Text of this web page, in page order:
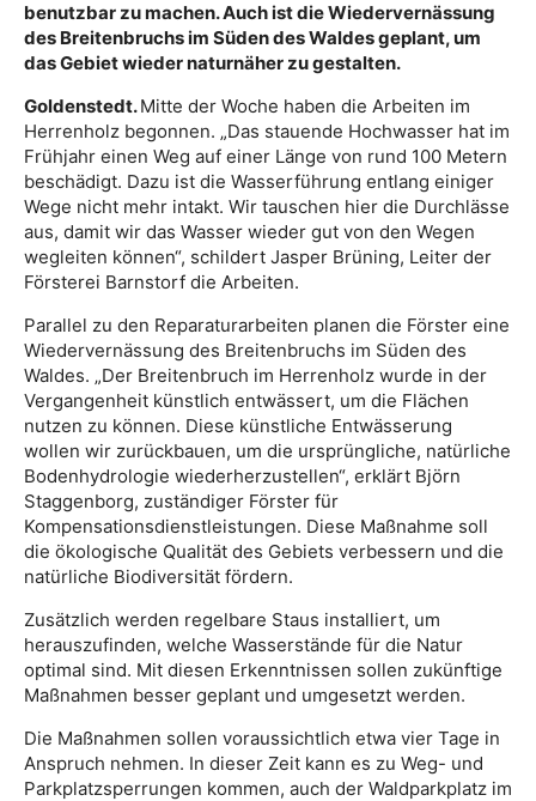
benutzbar zu machen. Auch ist die Wiedervernässung
des Breitenbruchs im Süden des Waldes geplant, um
das Gebiet wieder naturnäher zu gestalten.
Goldenstedt.Mitte der Woche haben die Arbeiten im
Herrenholz begonnen. „Das stauende Hochwasser hat im
Frühjahr einen Weg auf einer Länge von rund 100 Metern
beschädigt. Dazu ist die Wasserführung entlang einiger
Wege nicht mehr intakt. Wir tauschen hier die Durchlässe
aus, damit wir das Wasser wieder gut von den Wegen
wegleiten können“, schildert Jasper Brüning, Leiter der
Försterei Barnstorf die Arbeiten.
Parallel zu den Reparaturarbeiten planen die Förster eine
Wiedervernässung des Breitenbruchs im Süden des
Waldes. „Der Breitenbruch im Herrenholz wurde in der
Vergangenheit künstlich entwässert, um die Flächen
nutzen zu können. Diese künstliche Entwässerung
wollen wir zurückbauen, um die ursprüngliche, natürliche
Bodenhydrologie wiederherzustellen“, erklärt Björn
Staggenborg, zuständiger Förster für
Kompensationsdienstleistungen. Diese Maßnahme soll
die ökologische Qualität des Gebiets verbessern und die
natürliche Biodiversität fördern.
Zusätzlich werden regelbare Staus installiert, um
herauszufinden, welche Wasserstände für die Natur
optimal sind. Mit diesen Erkenntnissen sollen zukünftige
Maßnahmen besser geplant und umgesetzt werden.
Die Maßnahmen sollen voraussichtlich etwa vier Tage in
Anspruch nehmen. In dieser Zeit kann es zu Weg- und
Parkplatzsperrungen kommen, auch der Waldparkplatz im